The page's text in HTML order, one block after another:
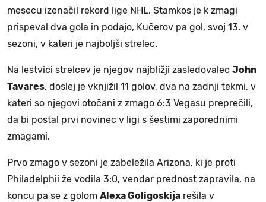
mesecu izenačil rekord lige NHL. Stamkos je k zmagi
prispeval dva gola in podajo, Kučerov pa gol, svoj 13. v
sezoni, v kateri je najboljši strelec.
Na lestvici strelcev je njegov najbližji zasledovalec John
Tavares, doslej je vknjižil 11 golov, dva na zadnji tekmi, v
kateri so njegovi otočani z zmago 6:3 Vegasu preprečili,
da bi postal prvi novinec v ligi s šestimi zaporednimi
zmagami.
Prvo zmago v sezoni je zabeležila Arizona, ki je proti
Philadelphii že vodila 3:0, vendar prednost zapravila, na
koncu pa se z golom Alexa Goligoskija rešila v